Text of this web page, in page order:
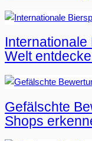
Welt
Gefälschte
Shops